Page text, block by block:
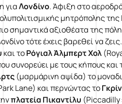
γιαΛονδίνο. Άφιξη στο
μητρόπολης
σημαντικά αξιοθέατα της
τότε έχεις βαρεθεί να
και τοΡόγιαλ Άλμπερτ Χολ
συνορεύει με τους κήπους και
(μαρμάρινη αψίδα) το
Lane) και περνώντας το
πλατεία Πικαντίλυ (Piccadilly